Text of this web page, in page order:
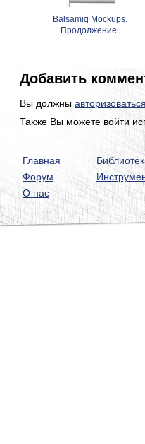
Balsamiq Mockups.
Продолжение.
Добавить
Вы должны
Также Вы можете войти
Главная
Форум
О нас